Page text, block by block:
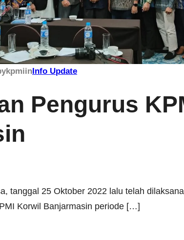
kpmiin Info Update
Pengurus
tanggal 25 Oktober 2022 lalu telah
Korwil Banjarmasin periode […]